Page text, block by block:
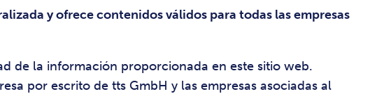
y ofrece contenidos válidos para todas las empresas
de la información proporcionada en este sitio web.
por escrito de tts GmbH y las empresas asociadas al